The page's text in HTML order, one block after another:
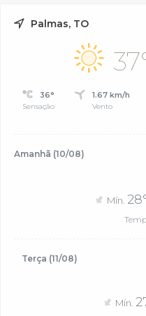
Palmas, TO
36°
Sensação
1.67 km/h
Vento
Amanhã (10/08)
Mín.
Terça (11/08)
Mín.